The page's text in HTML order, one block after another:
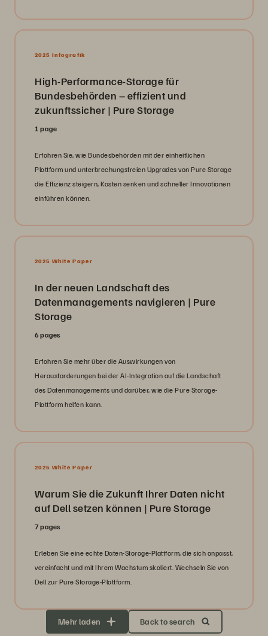
2025 Infografik
High-Performance-Storage für
Bundesbehörden – effizient und
zukunftssicher | Pure Storage
1 page
Erfahren Sie, wie Bundesbehörden mit der einheitlichen
Plattform und unterbrechungsfreien Upgrades von Pure Storage
die Effizienz steigern, Kosten senken und schneller Innovationen
einführen können.
2025 White Paper
In der neuen Landschaft des
Datenmanagements navigieren | Pure
Storage
6 pages
Erfahren Sie mehr über die Auswirkungen von
Herausforderungen bei der AI-Integration auf die Landschaft
des Datenmanagements und darüber, wie die Pure Storage-
Plattform helfen kann.
2025 White Paper
Warum Sie die Zukunft Ihrer Daten nicht
auf Dell setzen können | Pure Storage
7 pages
Erleben Sie eine echte Daten-Storage-Plattform, die sich anpasst,
vereinfacht und mit Ihrem Wachstum skaliert. Wechseln Sie von
Dell zur Pure Storage-Plattform.
Mehr laden Back to search